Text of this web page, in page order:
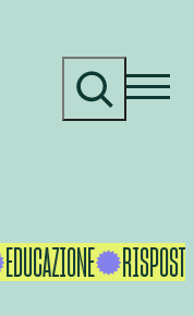
r
EDUCAZIONE